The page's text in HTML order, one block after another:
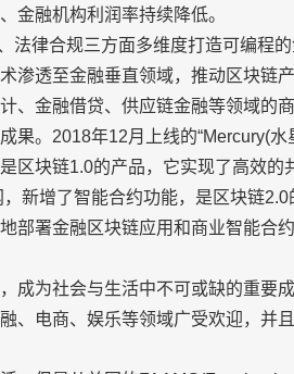
金融机构利润率持续降低。
法律合规三方面多维度打造可编程
渗透至金融垂直领域，推动区块链
、金融借贷、供应链金融等领域的商
果。2018年12月上线的“Mercury(水
区块链1.0的产品，它实现了高效的
新增了智能合约功能，是区块链2.0
部署金融区块链应用和商业智能合约
成为社会与生活中不可或缺的重要
、电商、娱乐等领域广受欢迎，并